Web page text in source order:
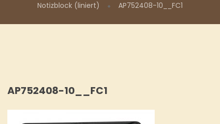
Notizblock (liniert)
AP752408-10__FC1
AP752408-10__FC1